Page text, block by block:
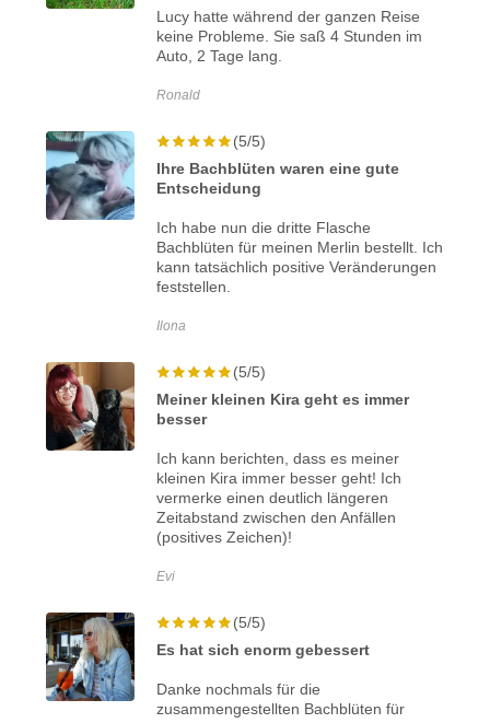
Lucy hatte während der ganzen Reise
keine Probleme. Sie saß 4 Stunden im
Auto, 2 Tage lang.
Ronald
(5/5)
Ihre Bachblüten waren eine gute
Entscheidung
Ich habe nun die dritte Flasche
Bachblüten für meinen Merlin bestellt. Ich
kann tatsächlich positive Veränderungen
feststellen.
Ilona
(5/5)
Meiner kleinen Kira geht es immer
besser
Ich kann berichten, dass es meiner
kleinen Kira immer besser geht! Ich
vermerke einen deutlich längeren
Zeitabstand zwischen den Anfällen
(positives Zeichen)!
Evi
(5/5)
Es hat sich enorm gebessert
Danke nochmals für die
zusammengestellten Bachblüten für